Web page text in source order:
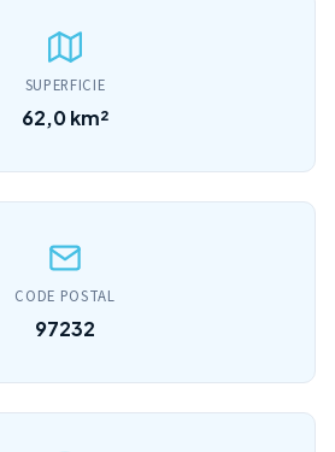
SUPERFICIE
62,0 km²
CODE POSTAL
97232